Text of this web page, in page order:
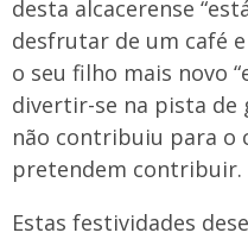
desta alcacerense
desfrutar de um café
o seu filho mais novo
divertir-se na pista de
não contribuiu para o
pretendem contribuir.
Estas festividades